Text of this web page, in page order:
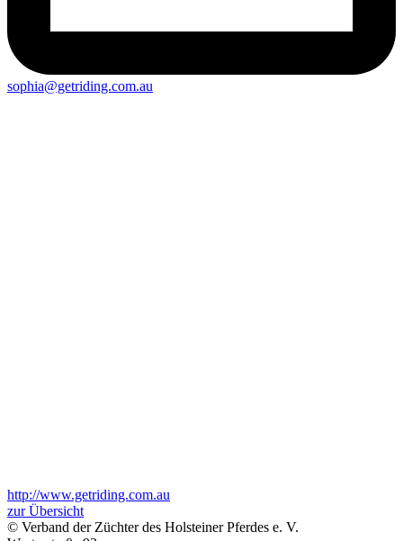
sophia@getriding.com.au
http://www.getriding.com.au
+
–
⇧
zur Übersicht
© Verband der Züchter des Holsteiner Pferdes e. V.